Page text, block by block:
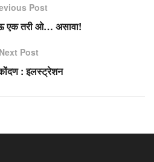
Post
एक तरी ओ… असावा!
Next Post
: इलस्ट्रेशन